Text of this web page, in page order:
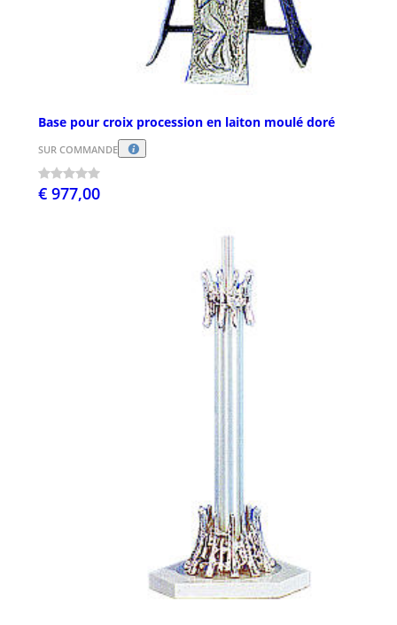
Base pour croix procession en laiton moulé doré
SUR COMMANDE
€ 977,00